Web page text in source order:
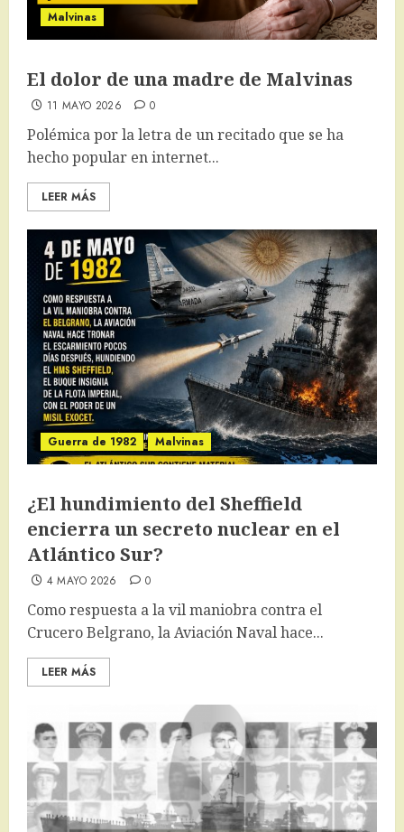
Malvinas
El dolor de una madre de Malvinas
11 MAYO 2026 0
Polémica por la letra de un recitado que se ha
hecho popular en internet...
LEER MÁS
Guerra de 1982 Malvinas
¿El hundimiento del Sheffield
encierra un secreto nuclear en el
Atlántico Sur?
4 MAYO 2026 0
Como respuesta a la vil maniobra contra el
Crucero Belgrano, la Aviación Naval hace...
LEER MÁS